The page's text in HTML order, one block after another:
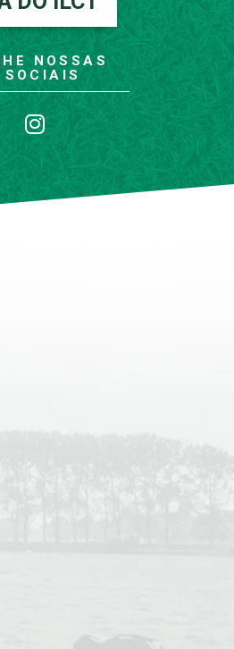
NOSSAS
SOCIAIS